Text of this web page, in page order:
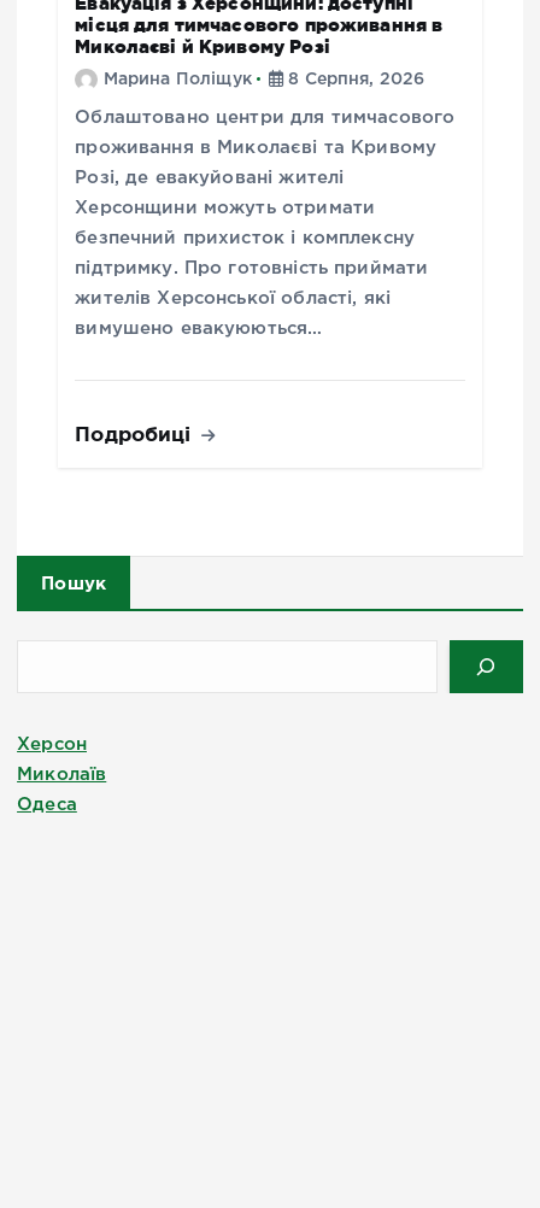
місця для тимчасового проживання в
Миколаєві й Кривому Розі
Марина Поліщук 8 Серпня, 2026
Облаштовано центри для тимчасового
проживання в Миколаєві та Кривому
Розі, де евакуйовані жителі
Херсонщини можуть отримати
безпечний прихисток і комплексну
підтримку. Про готовність приймати
жителів Херсонської області, які
вимушено евакуюються…
Подробиці
Пошук
Херсон
Миколаїв
Одеса